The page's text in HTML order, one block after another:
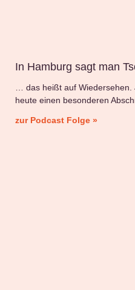
In Hamburg sagt man
… das heißt auf
heute einen besonderen
zur Podcast Folge »